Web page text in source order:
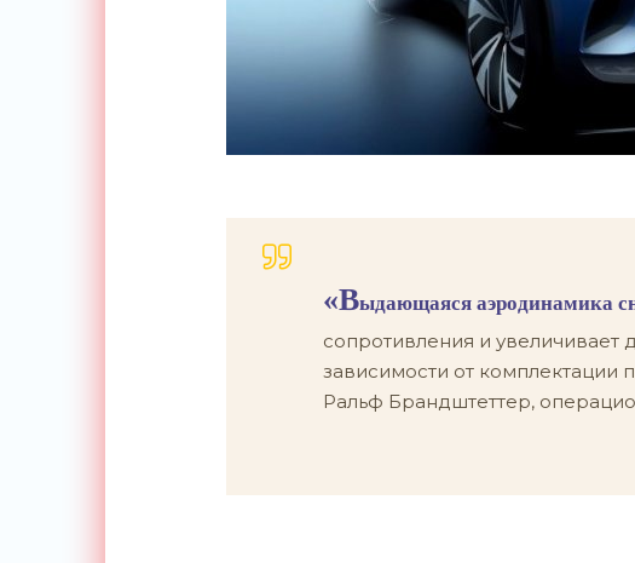
«Выдающаяся аэродинамика
сопротивления и увеличивает
зависимости от комплектации
Ральф Брандштеттер,